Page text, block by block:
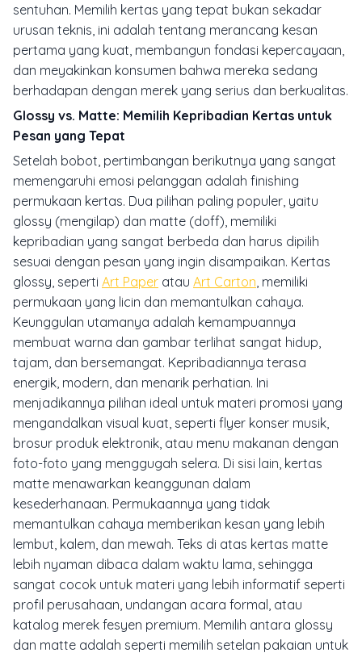
sentuhan. Memilih kertas yang tepat bukan sekadar
urusan teknis, ini adalah tentang merancang kesan
pertama yang kuat, membangun fondasi kepercayaan,
dan meyakinkan konsumen bahwa mereka sedang
berhadapan dengan merek yang serius dan berkualitas.
Glossy vs. Matte: Memilih Kepribadian Kertas untuk
Pesan yang Tepat
Setelah bobot, pertimbangan berikutnya yang sangat
memengaruhi emosi pelanggan adalah finishing
permukaan kertas. Dua pilihan paling populer, yaitu
glossy (mengilap) dan matte (doff), memiliki
kepribadian yang sangat berbeda dan harus dipilih
sesuai dengan pesan yang ingin disampaikan. Kertas
glossy, seperti Art Paper atau Art Carton, memiliki
permukaan yang licin dan memantulkan cahaya.
Keunggulan utamanya adalah kemampuannya
membuat warna dan gambar terlihat sangat hidup,
tajam, dan bersemangat. Kepribadiannya terasa
energik, modern, dan menarik perhatian. Ini
menjadikannya pilihan ideal untuk materi promosi yang
mengandalkan visual kuat, seperti flyer konser musik,
brosur produk elektronik, atau menu makanan dengan
foto-foto yang menggugah selera. Di sisi lain, kertas
matte menawarkan keanggunan dalam
kesederhanaan. Permukaannya yang tidak
memantulkan cahaya memberikan kesan yang lebih
lembut, kalem, dan mewah. Teks di atas kertas matte
lebih nyaman dibaca dalam waktu lama, sehingga
sangat cocok untuk materi yang lebih informatif seperti
profil perusahaan, undangan acara formal, atau
katalog merek fesyen premium. Memilih antara glossy
dan matte adalah seperti memilih setelan pakaian untuk